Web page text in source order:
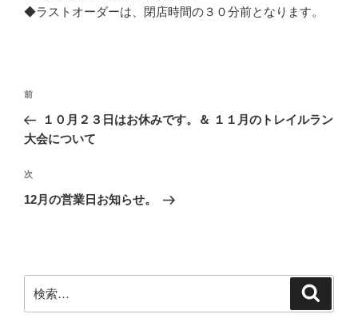
◆ラストオーダーは、閉店時間の３０分前となります。
投
ナ
ゲ
ー
前
の
投
前
１０月２３日はお休みです。＆ １１月のトレイルラン
大会について
次
の
次
12月の営業日お知らせ。
検
索: